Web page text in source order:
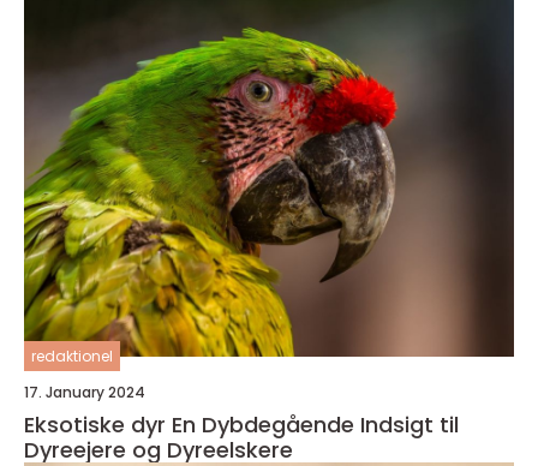
redaktionel
17. January 2024
Eksotiske dyr En Dybdegående Indsigt til
Dyreejere og Dyreelskere